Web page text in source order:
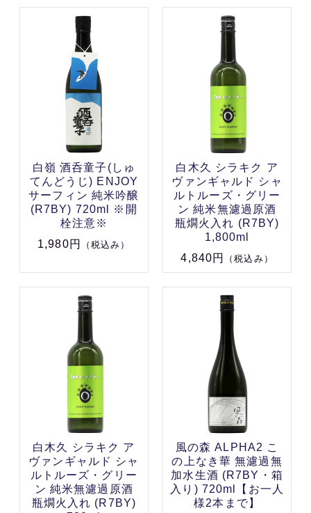
白嶺 酒呑童子(しゅ
てんどうじ) ENJOY
サーフィン 純米吟醸
(R7BY) 720ml ※開
栓注意※
1,980円
（税込み）
白木久 シラキク ア
ヴァンギャルド シャ
ルトルーズ・グリー
ン 純米無濾過原酒
瓶燗火入れ (R7BY)
1,800ml
4,840円
（税込み）
白木久 シラキク ア
ヴァンギャルド シャ
ルトルーズ・グリー
ン 純米無濾過原酒
瓶燗火入れ (R7BY)
風の森 ALPHA2 こ
の上なき華 無濾過無
加水生酒 (R7BY・箱
入り) 720ml【お一人
様2本まで】